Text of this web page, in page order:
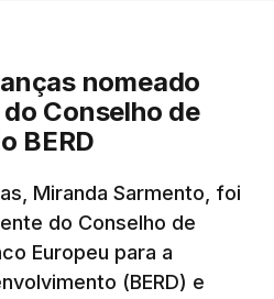
nomeado
Conselho de
BERD
Miranda Sarmento, foi
do Conselho de
Europeu para a
(BERD) e